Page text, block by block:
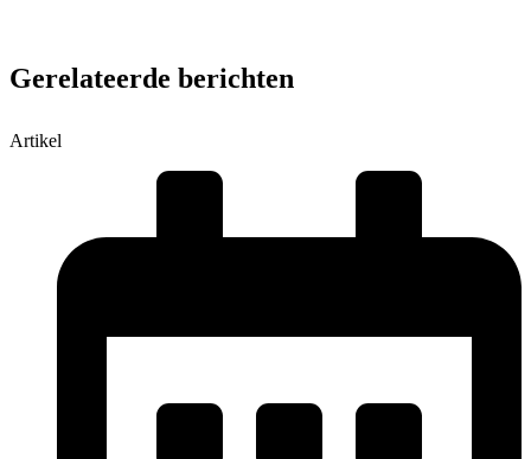
Gerelateerde berichten
Artikel